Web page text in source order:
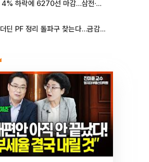
코스피, 4% 하락에 6270선 마감…삼전·SK하닉 '와르르' 각각 6%·10%대 급락
더딘 PF 정리 돌파구 찾는다…금감원, 1년 반 만에 매각설명회 재개